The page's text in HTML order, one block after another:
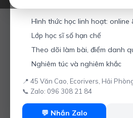
Giáo viên hơn 10 năm kinh
Hình thức học linh hoạt: online
Lớp học sĩ số hạn chế
Theo dõi làm bài, điểm danh
Nghiêm túc và nghiêm khắc
📍 45 Văn Cao, Ecorivers, Hải
📞 Zalo: 096 308 21 84
💬 Nhắn Zalo